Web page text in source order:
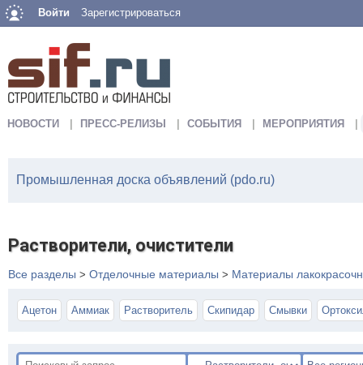
Войти Зарегистрироваться
НОВОСТИ ПРЕСС-РЕЛИЗЫ СОБЫТИЯ МЕРОПРИЯТИЯ
Промышленная доска объявлений (pdo.ru)
Растворители, очистители
Все разделы > Отделочные материалы > Материалы
Ацетон Аммиак Растворитель Скипидар Смывки